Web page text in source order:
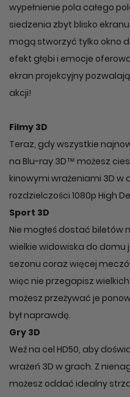
wypełnienie pola całego
siedzenia zbyt blisko
mogą stworzyć tylko okno
efekt głębi i emocje
ekran projekcyjny
akcji!
Filmy 3D
Teraz, gdy wszystkie
na Blu-ray 3D™ możesz
kinowymi wrażeniami 3D
rozdzielczości 1080p High
Sport 3D
Nie mogłeś dostać biletów
wielkie widowiska do domu
sezonu coraz więcej
więc nie przegapisz
możesz przeżywać je
był naprawdę.
Gry 3D
Weź na cel HD50, aby
wrażeń 3D w grach. Z
możesz oddać idealny